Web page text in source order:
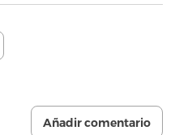
Añadir comentario